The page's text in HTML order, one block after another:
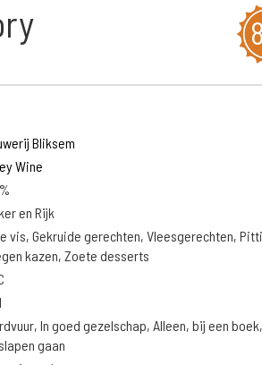
Bliksem
Wine
en Rijk
vis, Gekruide gerechten, Vleesgerechten,
kazen, Zoete desserts
In goed gezelschap, Alleen, bij een
gaan